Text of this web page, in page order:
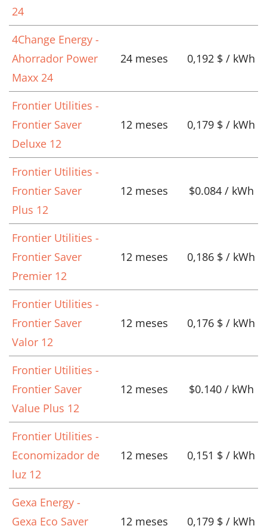
24
4Change Energy -
Ahorrador Power
Maxx 24
24 meses 0,192 $ / kWh
Frontier Utilities -
Frontier Saver
Deluxe 12
12 meses 0,179 $ / kWh
Frontier Utilities -
Frontier Saver
Plus 12
12 meses $0.084 / kWh
Frontier Utilities -
Frontier Saver
Premier 12
12 meses 0,186 $ / kWh
Frontier Utilities -
Frontier Saver
Valor 12
12 meses 0,176 $ / kWh
Frontier Utilities -
Frontier Saver
Value Plus 12
12 meses $0.140 / kWh
Frontier Utilities -
Economizador de
luz 12
12 meses 0,151 $ / kWh
Gexa Energy -
Gexa Eco Saver
12 meses 0,179 $ / kWh